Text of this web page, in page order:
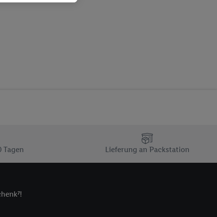
Tagen Lieferung an Packstation
Speichern von
auszuspielen.
E-Mail-
verfügbar ist.
und einer
zu erfassen.
Dritten betrieben
speziell zur